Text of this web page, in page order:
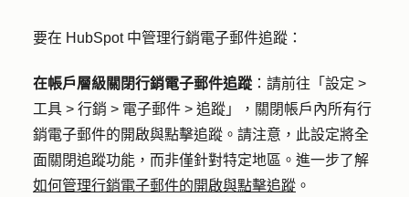
要在 HubSpot 中管理行銷電子郵件追蹤：
在帳戶層級關閉行銷電子郵件追蹤 ：請前往「設定 >
工具 > 行銷 > 電子郵件 > 追蹤」，關閉帳戶內所有行
銷電子郵件的開啟與點擊追蹤。請注意，此設定將全
面關閉追蹤功能，而非僅針對特定地區 。 進一步了解
如何管理行銷電子郵件的開啟與點擊追蹤 。